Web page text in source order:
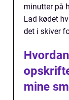
minutter på
Lad kødet
det i skiver
mine